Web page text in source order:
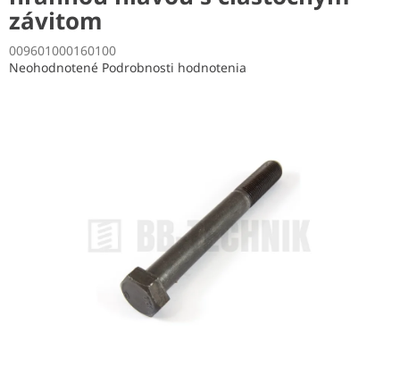
závitom
009601000160100
Priemerné
Neohodnotené Podrobnosti hodnotenia